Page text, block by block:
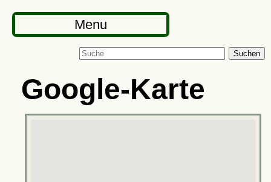
Menu
Suchen
Google-Karte